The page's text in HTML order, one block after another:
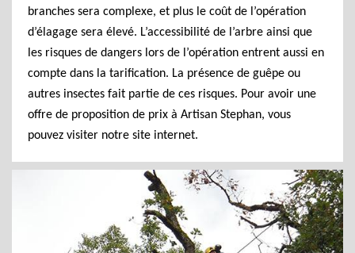
branches sera complexe, et plus le coût de l’opération
d’élagage sera élevé. L’accessibilité de l’arbre ainsi que
les risques de dangers lors de l’opération entrent aussi en
compte dans la tarification. La présence de guêpe ou
autres insectes fait partie de ces risques. Pour avoir une
offre de proposition de prix à Artisan Stephan, vous
pouvez visiter notre site internet.